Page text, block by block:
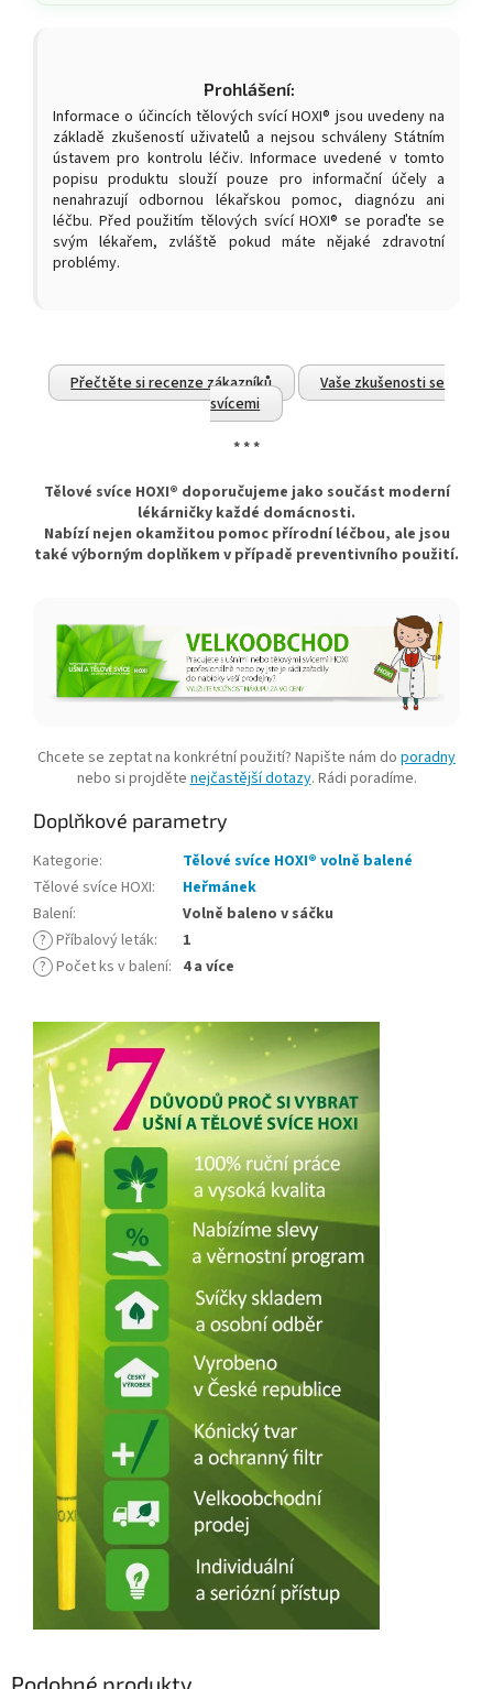
Prohlášení:
Informace o účincích tělových svící HOXI® jsou uvedeny na
základě zkušeností uživatelů a nejsou schváleny Státním
ústavem pro kontrolu léčiv. Informace uvedené v tomto
popisu produktu slouží pouze pro informační účely a
nenahrazují odbornou lékařskou pomoc, diagnózu ani
léčbu. Před použitím tělových svící HOXI® se poraďte se
svým lékařem, zvláště pokud máte nějaké zdravotní
problémy.
Přečtěte si recenze zákazníků
Vaše zkušenosti se
svícemi
* * *
Tělové svíce HOXI® doporučujeme jako součást moderní
lékárničky každé domácnosti.
Nabízí nejen okamžitou pomoc přírodní léčbou, ale jsou
také výborným doplňkem v případě preventivního použití.
Chcete se zeptat na konkrétní použití? Napište nám do poradny
nebo si projdětenejčastější dotazy. Rádi poradíme.
Doplňkové parametry
Kategorie:
Tělové svíce HOXI® volně balené
Tělové svíce HOXI:
Heřmánek
Balení:
Volně baleno v sáčku
? Příbalový leták:
1
? Počet ks v balení: 4 a více